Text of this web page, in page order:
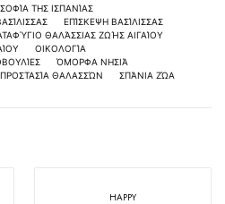
ΤΗΣ ΙΣΠΑΝΊΑΣ
ΕΠΊΣΚΕΨΗ ΒΑΣΊΛΙΣΣΑΣ
ΘΑΛΆΣΣΙΑΣ ΖΩΉΣ ΑΙΓΑΊΟΥ
ΟΙΚΟΛΟΓΊΑ
ΌΜΟΡΦΑ ΝΗΣΙΆ
ΠΡΟΣΤΑΣΊΑ ΘΑΛΑΣΣΏΝ ΣΠΆΝΙΑ ΖΏΑ
HAPPY